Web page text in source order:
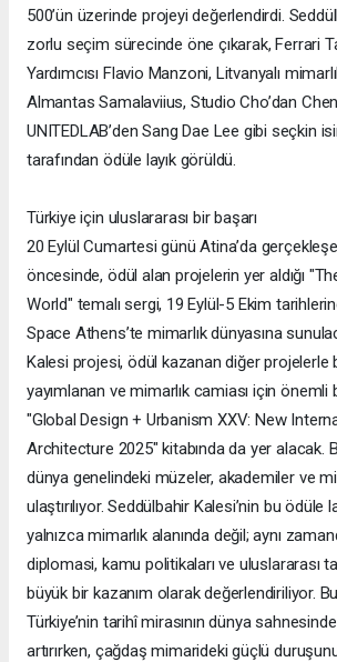
500’ün üzerinde projeyi değerlendirdi.
zorlu seçim sürecinde öne çıkarak, Ferrari
Yardımcısı Flavio Manzoni, Litvanyalı
Almantas Samalaviius, Studio Cho’dan
UNITEDLAB’den Sang Dae Lee gibi seçkin
tarafından ödüle layık görüldü.
Türkiye için uluslararası bir başarı
20 Eylül Cumartesi günü Atina’da
öncesinde, ödül alan projelerin yer aldığı
World" temalı sergi, 19 Eylül-5 Ekim
Space Athens’te mimarlık dünyasına
Kalesi projesi, ödül kazanan diğer projelerle
yayımlanan ve mimarlık camiası için önemli
"Global Design + Urbanism XXV: New
Architecture 2025" kitabında da yer alacak.
dünya genelindeki müzeler, akademiler ve
ulaştırılıyor. Seddülbahir Kalesi’nin bu ödüle
yalnızca mimarlık alanında değil; aynı
diplomasi, kamu politikaları ve uluslararası
büyük bir kazanım olarak değerlendiriliyor.
Türkiye’nin tarihî mirasının dünya
artırırken, çağdaş mimarideki güçlü